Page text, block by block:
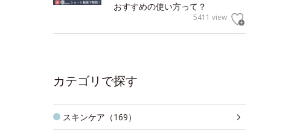
おすすめの使い方って？
5411 view
カテゴリで探す
スキンケア（169）